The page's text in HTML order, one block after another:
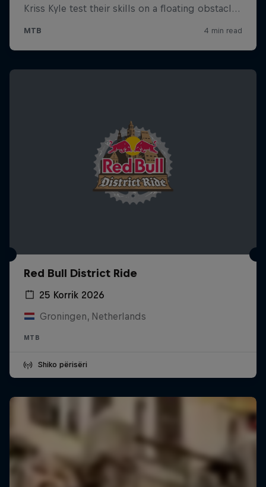
Red Bull District Ride
25 Korrik 2026
Groningen, Netherlands
MTB
Shiko përisëri